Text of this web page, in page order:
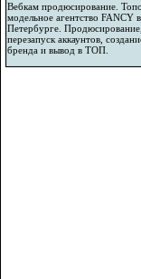
Вебкам продюсирование.
модельное агентство FANCY
Петербурге. Продюсирование,
перезапуск аккаунтов,
бренда и вывод в ТОП.